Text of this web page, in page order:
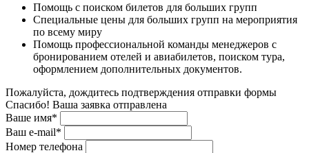
Помощь с поиском билетов для больших групп
Специальные цены для больших групп на мероприятия
по всему миру
Помощь профессиональной команды менеджеров с
бронированием отелей и авиабилетов, поиском тура,
оформлением дополнительных документов.
Пожалуйста, дождитесь подтверждения отправки формы
Спасибо! Ваша заявка отправлена
Ваше имя*
Ваш e-mail*
Номер телефона